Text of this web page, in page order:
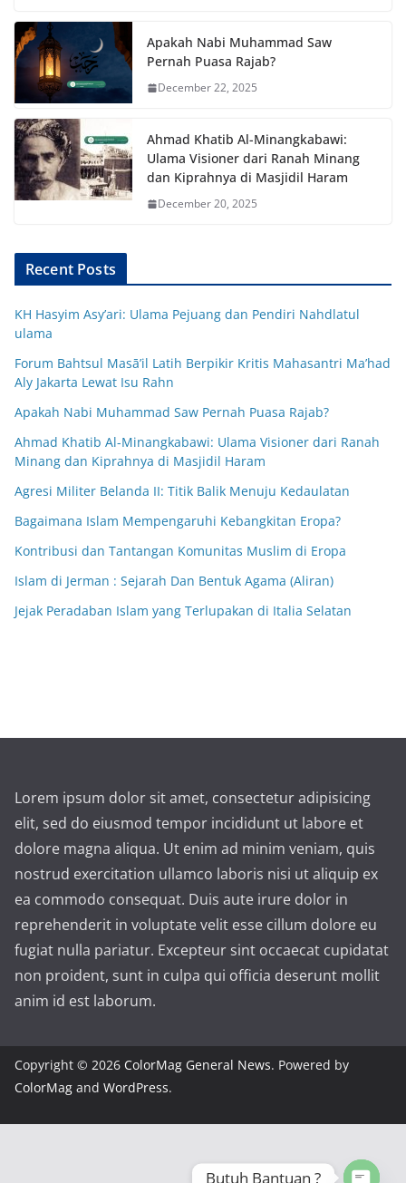
Apakah Nabi Muhammad Saw
Pernah Puasa Rajab?
December 22, 2025
Ahmad Khatib Al-Minangkabawi:
Ulama Visioner dari Ranah Minang
dan Kiprahnya di Masjidil Haram
December 20, 2025
Recent Posts
KH Hasyim Asy’ari: Ulama Pejuang dan Pendiri Nahdlatul
ulama
Forum Bahtsul Masā’il Latih Berpikir Kritis Mahasantri Ma’had
Aly Jakarta Lewat Isu Rahn
Apakah Nabi Muhammad Saw Pernah Puasa Rajab?
Ahmad Khatib Al-Minangkabawi: Ulama Visioner dari Ranah
Minang dan Kiprahnya di Masjidil Haram
Agresi Militer Belanda II: Titik Balik Menuju Kedaulatan
Bagaimana Islam Mempengaruhi Kebangkitan Eropa?
Kontribusi dan Tantangan Komunitas Muslim di Eropa
Islam di Jerman : Sejarah Dan Bentuk Agama (Aliran)
Jejak Peradaban Islam yang Terlupakan di Italia Selatan
Lorem ipsum dolor sit amet, consectetur adipisicing
elit, sed do eiusmod tempor incididunt ut labore et
dolore magna aliqua. Ut enim ad minim veniam, quis
nostrud exercitation ullamco laboris nisi ut aliquip ex
ea commodo consequat. Duis aute irure dolor in
reprehenderit in voluptate velit esse cillum dolore eu
fugiat nulla pariatur. Excepteur sint occaecat cupidatat
non proident, sunt in culpa qui officia deserunt mollit
anim id est laborum.
Copyright © 2026 ColorMag General News. Powered by
ColorMag and WordPress.
Butuh Bantuan ?